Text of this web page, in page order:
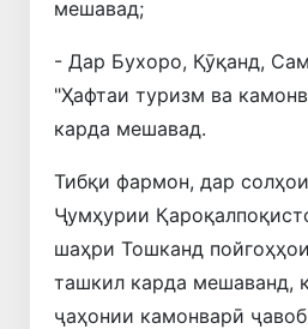
мешавад;
- Дар Бухоро, Қӯқанд,
"Ҳафтаи туризм ва
карда мешавад.
Тибқи фармон, дар
Ҷумҳурии
шаҳри Тошканд
ташкил карда мешаванд,
ҷаҳонии камонварӣ